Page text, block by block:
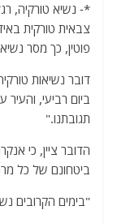
*- נשיא טורקיה,
צבאית טורקית
פוטין, כך מסר
דובר נשיאות
ביום רביעי,
תגובתנו."
הדובר ציין, כי
ביטחונם של כל
"בימים הקרובים